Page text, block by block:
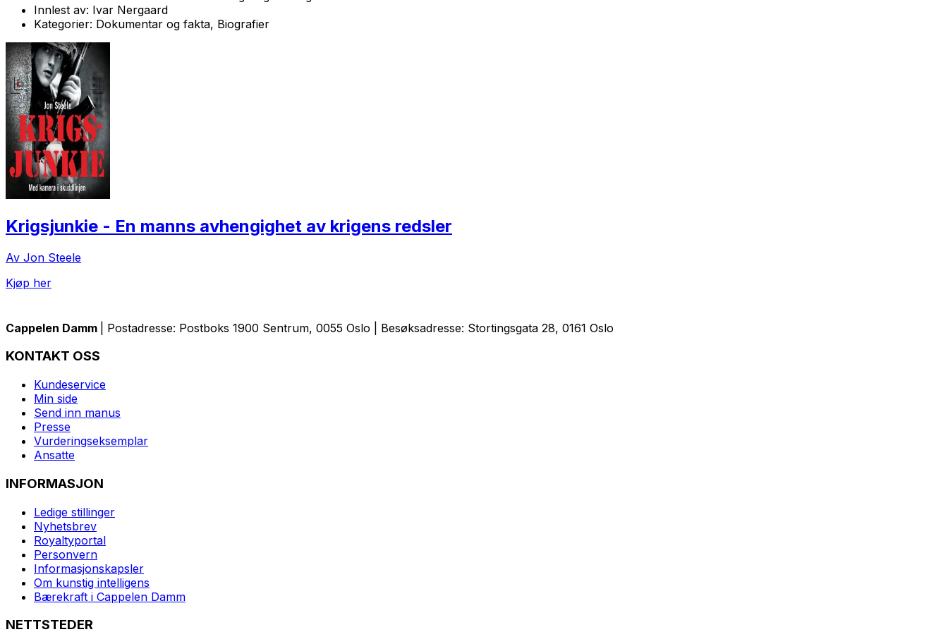
Innlest av: Ivar Nergaard
Kategorier: Dokumentar og fakta, Biografier
Krigsjunkie - En manns avhengighet av krigens redsler
Av Jon Steele
Kjøp her
Cappelen Damm | Postadresse: Postboks 1900 Sentrum, 0055 Oslo | Besøksadresse: Stortingsgata 28, 0161 Oslo
KONTAKT OSS
Kundeservice
Min side
Send inn manus
Presse
Vurderingseksemplar
Ansatte
INFORMASJON
Ledige stillinger
Nyhetsbrev
Royaltyportal
Personvern
Informasjonskapsler
Om kunstig intelligens
Bærekraft i Cappelen Damm
NETTSTEDER